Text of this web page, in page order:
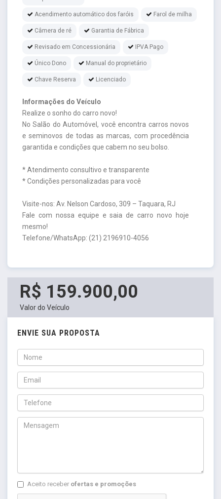
Acendimento automático dos faróis Farol de milha
Câmera de ré Garantia de Fábrica
Revisado em Concessionária IPVA Pago
Único Dono Manual do proprietário
Chave Reserva Licenciado
Informações do Veículo
Realize o sonho do carro novo!
No Salão do Automóvel, você encontra carros novos
e seminovos de todas as marcas, com procedência
garantida e condições que cabem no seu bolso.
* Atendimento consultivo e transparente
* Condições personalizadas para você
Visite-nos: Av. Nelson Cardoso, 309 – Taquara, RJ
Fale com nossa equipe e saia de carro novo hoje
mesmo!
Telefone/WhatsApp: (21) 2196910-4056
R$ 159.900,00
Valor do Veículo
ENVIE SUA PROPOSTA
Aceito receber ofertas e promoções